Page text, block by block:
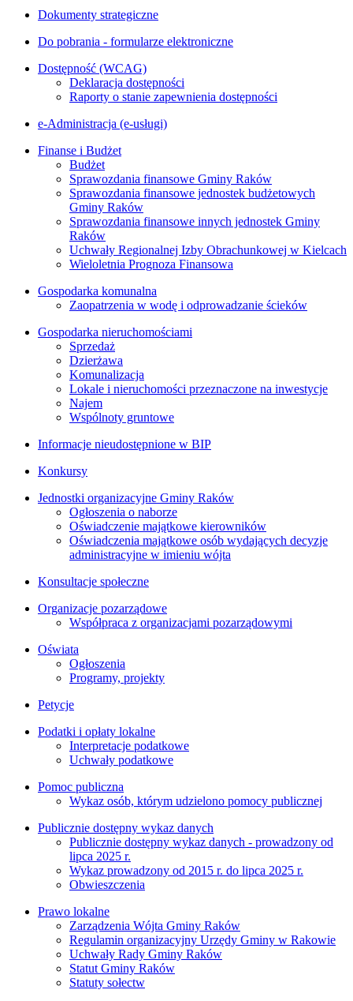
Dokumenty strategiczne
Do pobrania - formularze elektroniczne
Dostępność (WCAG)
Deklaracja dostępności
Raporty o stanie zapewnienia dostępności
e-Administracja (e-usługi)
Finanse i Budżet
Budżet
Sprawozdania finansowe Gminy Raków
Sprawozdania finansowe jednostek budżetowych
Gminy Raków
Sprawozdania finansowe innych jednostek Gminy
Raków
Uchwały Regionalnej Izby Obrachunkowej w Kielcach
Wieloletnia Prognoza Finansowa
Gospodarka komunalna
Zaopatrzenia w wodę i odprowadzanie ścieków
Gospodarka nieruchomościami
Sprzedaż
Dzierżawa
Komunalizacja
Lokale i nieruchomości przeznaczone na inwestycje
Najem
Wspólnoty gruntowe
Informacje nieudostępnione w BIP
Konkursy
Jednostki organizacyjne Gminy Raków
Ogłoszenia o naborze
Oświadczenie majątkowe kierowników
Oświadczenia majątkowe osób wydających decyzje
administracyjne w imieniu wójta
Konsultacje społeczne
Organizacje pozarządowe
Współpraca z organizacjami pozarządowymi
Oświata
Ogłoszenia
Programy, projekty
Petycje
Podatki i opłaty lokalne
Interpretacje podatkowe
Uchwały podatkowe
Pomoc publiczna
Wykaz osób, którym udzielono pomocy publicznej
Publicznie dostępny wykaz danych
Publicznie dostępny wykaz danych - prowadzony od
lipca 2025 r.
Wykaz prowadzony od 2015 r. do lipca 2025 r.
Obwieszczenia
Prawo lokalne
Zarządzenia Wójta Gminy Raków
Regulamin organizacyjny Urzędy Gminy w Rakowie
Uchwały Rady Gminy Raków
Statut Gminy Raków
Statuty sołectw